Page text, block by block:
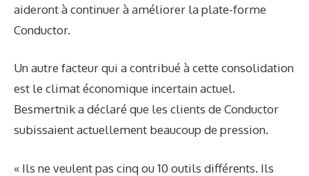
aideront à continuer à améliorer la plate-forme
Conductor.
Un autre facteur qui a contribué à cette consolidation
est le climat économique incertain actuel.
Besmertnik a déclaré que les clients de Conductor
subissaient actuellement beaucoup de pression.
« Ils ne veulent pas cinq ou 10 outils différents. Ils